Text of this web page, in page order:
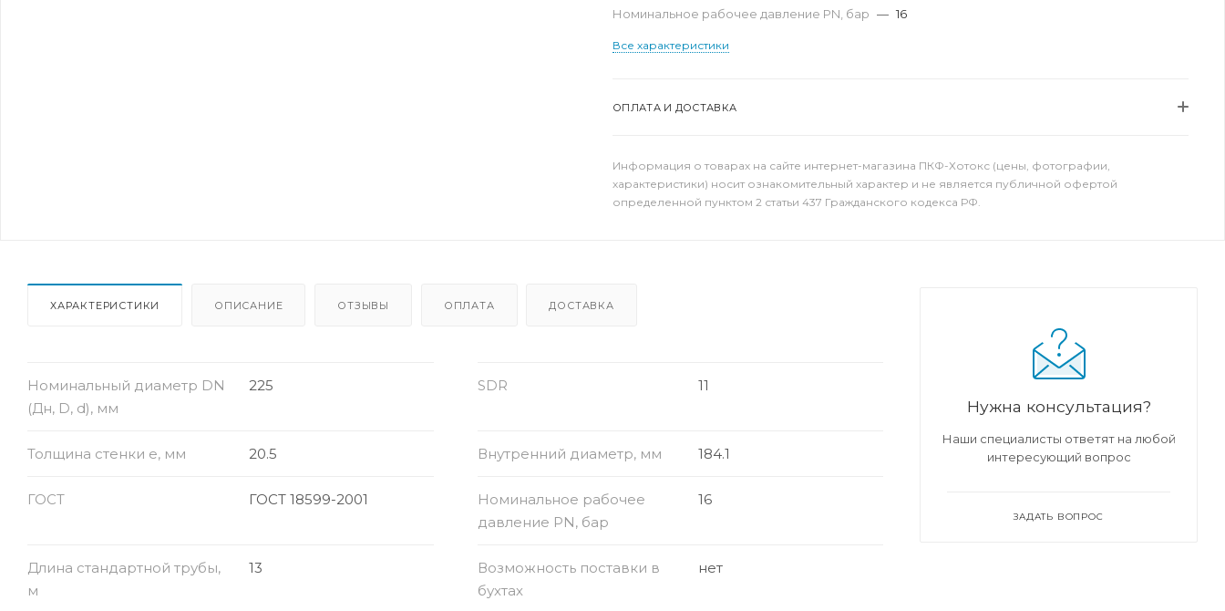
Номинальное рабочее давление PN, бар — 16
Все характеристики
ОПЛАТА И ДОСТАВКА
Информация о товарах на сайте интернет-магазина ПКФ-Хотокс (цены, фотографии,
характеристики) носит ознакомительный характер и не является публичной офертой
определенной пунктом 2 статьи 437 Гражданского кодекса РФ.
ХАРАКТЕРИСТИКИ ОПИСАНИЕ ОТЗЫВЫ ОПЛАТА ДОСТАВКА
Номинальный диаметр DN
(Дн, D, d), мм
225 SDR 11
Толщина стенки e, мм 20.5 Внутренний диаметр, мм 184.1
ГОСТ ГОСТ 18599-2001
Номинальное рабочее
давление PN, бар
16
Длина стандартной трубы,
м
13
Возможность поставки в
бухтах
нет
Нужна консультация?
Наши специалисты ответят на любой
интересующий вопрос
ЗАДАТЬ ВОПРОС